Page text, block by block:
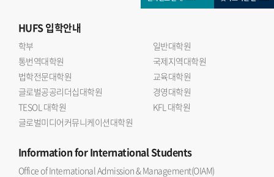
HUFS입학안내
학부
일반대학원
통번역대학원
국제지역대학원
법학전문대학원
교육대학원
글로벌공공리더십대학원
경영대학원
TESOL 대학원
KFL 대학원
글로벌미디어커뮤니케이션대학원
Informationfor International Students
Office of International Admission & Management(OIAM)